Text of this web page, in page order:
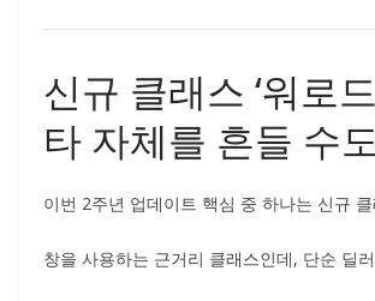
신규 클래스 ‘워로
타 자체를 흔들 수
이번 2주년 업데이트 핵심 중 하나는 신규 클
창을 사용하는 근거리 클래스인데, 단순 딜